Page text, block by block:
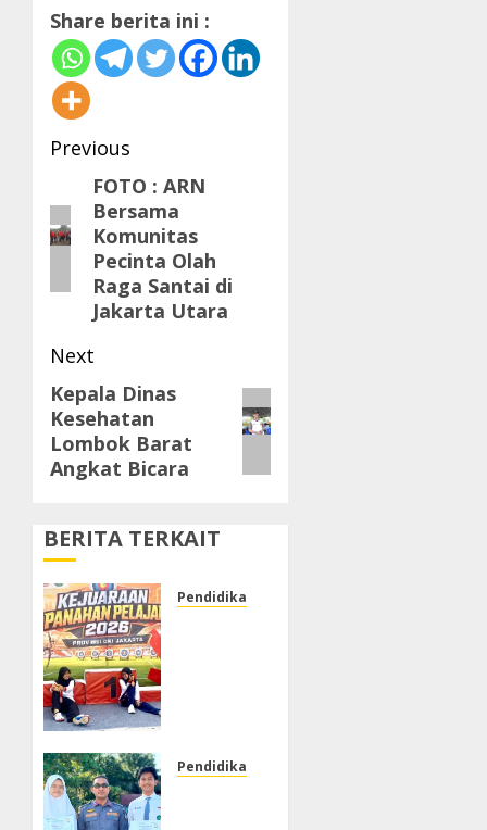
Share berita ini :
Post
navigation
Previous
Previous
post:
FOTO : ARN
Bersama
Komunitas
Pecinta Olah
Raga Santai di
Jakarta Utara
Next
Next
post:
Kepala Dinas
Kesehatan
Lombok Barat
Angkat Bicara
BERITA TERKAIT
Pendidikan & Budaya
ke-3
Pendidikan & Budaya